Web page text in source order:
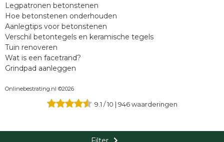
Legpatronen betonstenen
Hoe betonstenen onderhouden
Aanlegtips voor betonstenen
Verschil betontegels en keramische tegels
Tuin renoveren
Wat is een facetrand?
Grindpad aanleggen
Onlinebestrating.nl ©2026
9.1 / 10 | 946 waarderingen